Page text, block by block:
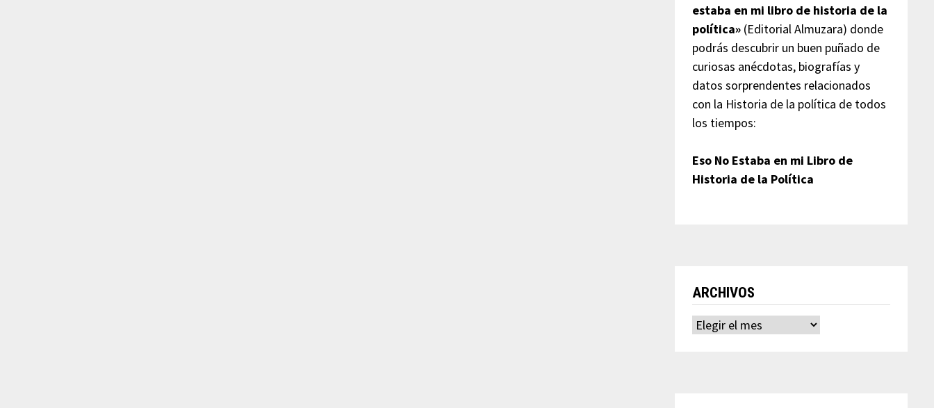
estaba en mi libro de historia de la
política»(Editorial Almuzara) donde
podrás descubrir un buen puñado de
curiosas anécdotas, biografías y
datos sorprendentes relacionados
con la Historia de la política de todos
los tiempos:
Eso No Estaba en mi Libro de
Historia de la Política
ARCHIVOS
Archivos